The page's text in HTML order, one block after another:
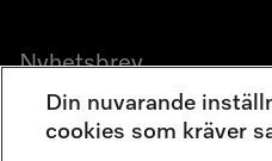
Nyhetsbrev
Gå med i vår
Din nuvarande
cookies som kräver